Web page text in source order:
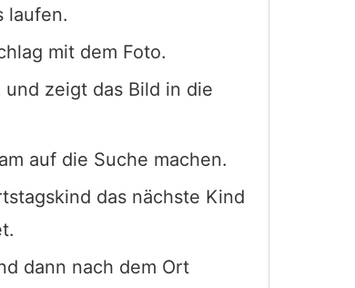
laufen.
mit dem Foto.
zeigt das Bild in die
auf die Suche machen.
das nächste Kind
dann nach dem Ort